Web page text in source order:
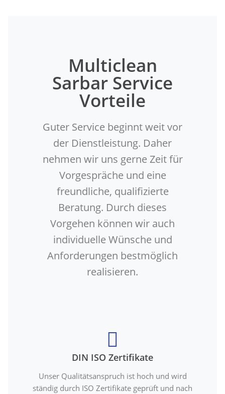
Multiclean
Sarbar Service
Vorteile
Guter Service beginnt weit vor
der Dienstleistung. Daher
nehmen wir uns gerne Zeit für
Vorgespräche und eine
freundliche, qualifizierte
Beratung. Durch dieses
Vorgehen können wir auch
individuelle Wünsche und
Anforderungen bestmöglich
realisieren.
DIN ISO Zertifikate
Unser Qualitätsanspruch ist hoch und wird
ständig durch ISO Zertifikate geprüft und nach